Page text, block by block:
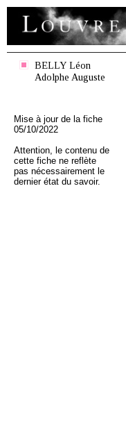
BELLY Léon
Adolphe Auguste
Mise à jour de la fiche
05/10/2022
Attention, le contenu de
cette fiche ne reflète
pas nécessairement le
dernier état du savoir.